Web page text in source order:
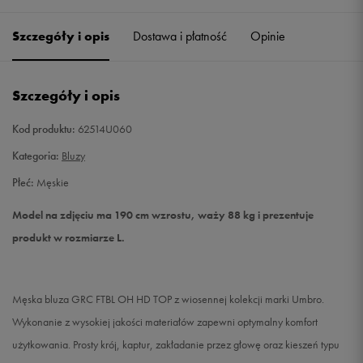
M Powiadom o dostępności
XXL
Szczegóły i opis Dostawa i płatność Opinie
Szczegóły i opis
Kod produktu: 62514U060
Kategoria: Bluzy
Płeć: Męskie
Model na zdjęciu ma 190 cm wzrostu, waży 88 kg i prezentuje
produkt w rozmiarze L.
Męska bluza GRC FTBL OH HD TOP z wiosennej kolekcji marki Umbro.
Wykonanie z wysokiej jakości materiałów zapewni optymalny komfort
użytkowania. Prosty krój, kaptur, zakładanie przez głowę oraz kieszeń typu